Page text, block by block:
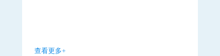
查看更多+